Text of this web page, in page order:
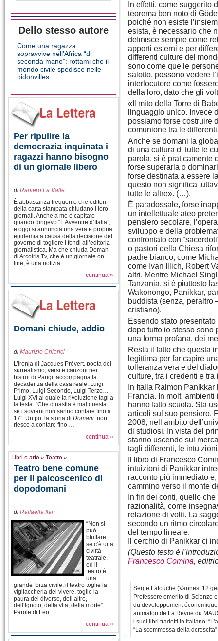
Dello stesso autore
Come una ragazza
sopravvive nell’Africa “di
seconda mano”: rottami che il
mondo civile spedisce nelle
bidonvilles
Per ripulire la
democrazia inquinata i
ragazzi hanno bisogno
di un giornale libero
di Raniero La Valle
È abbastanza frequente che editori
della carta stampata chiudano i loro
giornali. Anche a me è capitato
quando dirigevo “L’Avvenire d’Italia”,
e oggi si annuncia una vera e propria
epidemia a causa della decisione del
governo di togliere i fondi all’editoria
giornalistica. Ma che chiuda Domani
di Arcoiris Tv, che è un giornale on
line, è una notizia …
continua »
Domani chiude, addio
di Maurizio Chierici
L’ironia di Jacques Prévert, poeta del
surrealismo, versi e canzoni nei
bistrot di Parigi, accompagna la
decadenza della casa reale: Luigi
Primo, Luigi Secondo, Luigi Terzo…
Luigi XVI al quale la rivoluzione taglia
la testa: “Che dinastia è mai questa
se i sovrani non sanno contare fino a
17”. Un po’ la storia di Domani: non
riesce a contare fino …
continua »
Libri e arte » Teatro »
Teatro bene comune
per il palcoscenico di
dopodomani
di Raffaella Ilari
“Non si
può
bluffare
se c’è una
civiltà
teatrale,
ed il
teatro è
una
grande forza civile, il teatro toglie la
vigliaccheria del vivere, toglie la
paura del diverso, dell’altro,
dell’ignoto, della vita, della morte”.
Parole di Leo …
continua »
In effetti, come suggerito
teorema ben noto di
poiché non esiste
esista, è necessario che
definisce sempre come
apporti esterni e per
differenti culture del
sono come quelle
salotto, possono vedere
interlocutore come
della loro, dato che gli
«Il mito della Torre di
linguaggio unico. Invece
possiamo forse costruire
comunione tra le
Anche se domani la
di una cultura di tutte le
parola, si è praticamente
forse superarla o
forse destinata a essere
questo non significa
tutte le altre». (…).
È paradossale, forse
un intellettuale ateo
pensiero secolare,
sviluppo e della
confrontato con
o pastori della Chiesa
padre bianco, come
come Ivan Illich, Robert
altri. Mentre Michael
Tanzania, si è piuttosto
Wakonongo, Panikkar,
buddista (senza, peraltro
cristiano).
Essendo stato
dopo tutto io stesso sono
una forma profana, dei
Resta il fatto che questa
legittima per far capire
tolleranza vera e del
culture, tra i credenti e tra
In Italia Raimon
Francia. In molti
hanno fatto scuola. Sta
articoli sul suo pensiero.
2008, nell’ambito
di studiosi. In vista del
stanno uscendo sul
tagli differenti, le
Il libro di Francesco
intuizioni di Panikkar
racconto più immediato
cammino verso il monte
In fin dei conti, quello
razionalità, come
relazione di volti. La
secondo un ritmo
del tempo lineare.
Il cerchio di Panikkar ci
(Questo testo è
Francesco Comina,
Serge Latouche (Vannes, 12
Professore emerito di Scienze
du devoloppement
animatori de La Revue du
i suoi libri tradotti in italiano:
“La scommessa della